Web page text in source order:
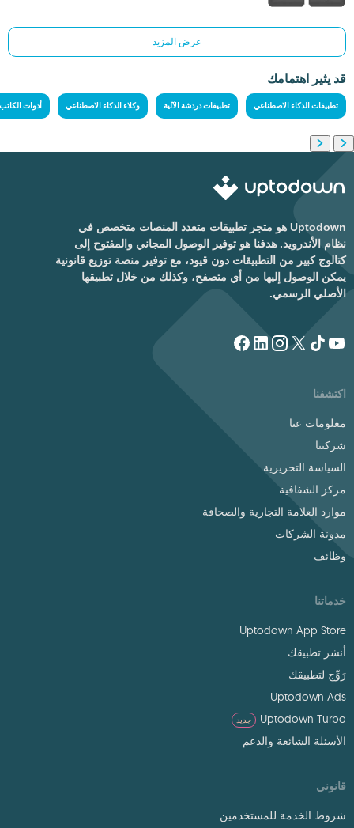
عرض المزيد
قد يثير اهتمامك
تطبيقات الذكاء الاصطناعي تطبيقات دردشة الآلية وكلاء الذكاء الاصطناعي أدوات الكاتب
Uptodown هو متجر تطبيقات متعدد المنصات متخصص في
نظام الأندرويد. هدفنا هو توفير الوصول المجاني والمفتوح إلى
كتالوج كبير من التطبيقات دون قيود، مع توفير منصة توزيع قانونية
يمكن الوصول إليها من أي متصفح، وكذلك من خلال تطبيقها
الأصلي الرسمي.
اكتشفنا
معلومات عنا
شركتنا
السياسة التحريرية
مركز الشفافية
موارد العلامة التجارية والصحافة
مدونة الشركات
وظائف
خدماتنا
Uptodown App Store
أنشر تطبيقك
رَوِّج لتطبيقك
Uptodown Ads
Uptodown Turbo
جديد
الأسئلة الشائعة والدعم
قانوني
شروط الخدمة للمستخدمين